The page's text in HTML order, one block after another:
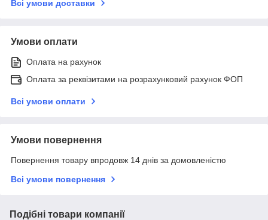
Всі умови доставки
Умови оплати
Оплата на рахунок
Оплата за реквізитами на розрахунковий рахунок ФОП
Всі умови оплати
Умови повернення
Повернення товару впродовж 14 днів за домовленістю
Всі умови повернення
Подібні товари компанії